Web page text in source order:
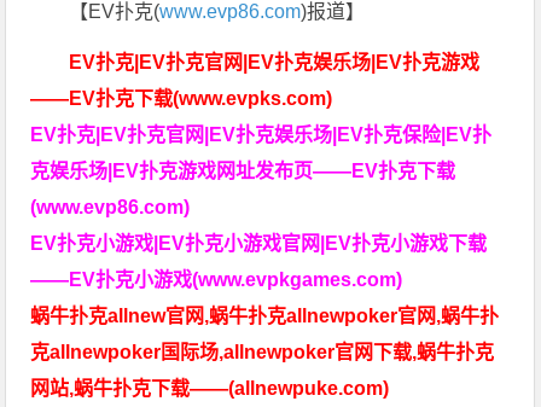
【EV扑克(www.evp86.com)报道】
EV扑克|EV扑克官网|EV扑克娱乐场|EV扑克游戏
——EV扑克下载(www.evpks.com)
EV扑克|EV扑克官网|EV扑克娱乐场|EV扑克保险|EV扑
克娱乐场|EV扑克游戏网址发布页——EV扑克下载
(www.evp86.com)
EV扑克小游戏|EV扑克小游戏官网|EV扑克小游戏下载
——EV扑克小游戏(www.evpkgames.com)
蜗牛扑克allnew官网,蜗牛扑克allnewpoker官网,蜗牛扑
克allnewpoker国际场,allnewpoker官网下载,蜗牛扑克
网站,蜗牛扑克下载——(allnewpuke.com)